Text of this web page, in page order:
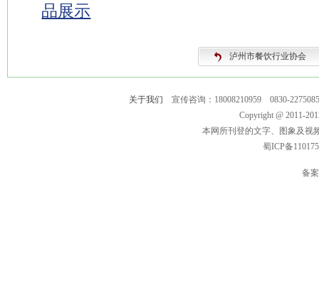
品展示
泸州市餐饮行业协会
关于我们
宣传咨询：18008210959 0830-
Copyright @ 2011-
本网所刊登的文字、图象及视
蜀ICP备
备